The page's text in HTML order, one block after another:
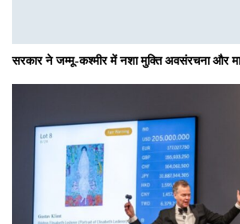
सरकार ने जम्मू-कश्मीर में नशा मुक्ति अवसंरचना और